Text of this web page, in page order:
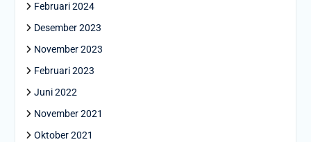
Februari 2024
Desember 2023
November 2023
Februari 2023
Juni 2022
November 2021
Oktober 2021